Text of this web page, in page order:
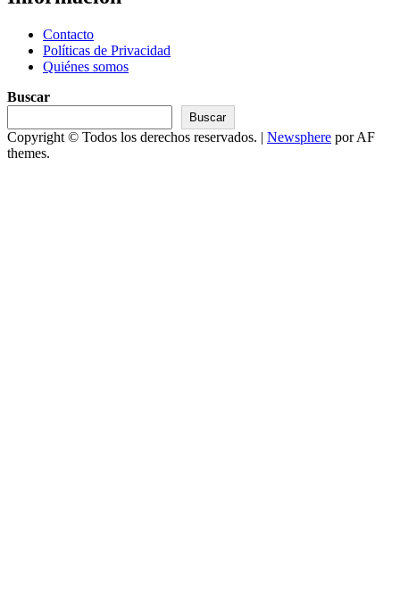
Contacto
Políticas de Privacidad
Quiénes somos
Buscar
Buscar
Copyright © Todos los derechos reservados. | Newsphere por AF
themes.